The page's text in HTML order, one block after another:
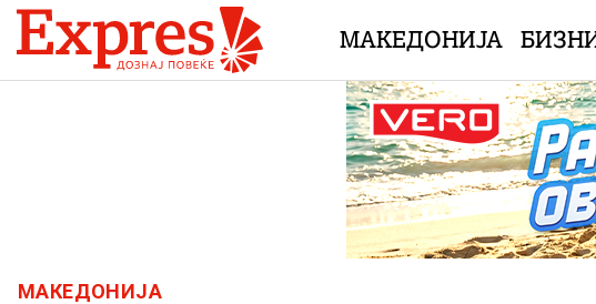
Skip to content
МАКЕДОНИЈА
МАКЕДОНИЈА